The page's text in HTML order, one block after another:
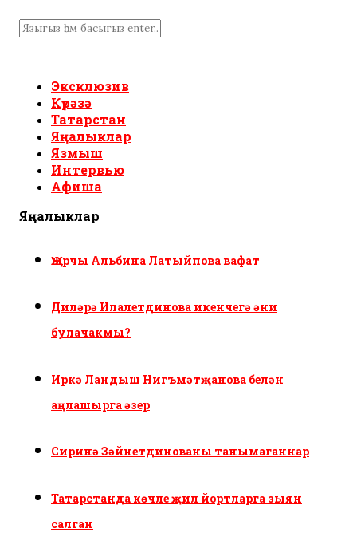
Эксклюзив
Күрәзә
Татарстан
Яңалыклар
Язмыш
Интервью
Афиша
Яңалыклар
Җырчы Альбина Латыйпова вафат
Диләрә Илалетдинова икенчегә әни
булачакмы?
Иркә Ландыш Нигъмәтҗанова белән
аңлашырга әзер
Сиринә Зәйнетдинованы танымаганнар
Татарстанда көчле җил йортларга зыян
салган